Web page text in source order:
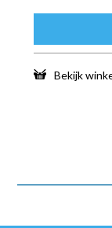
Bekijk